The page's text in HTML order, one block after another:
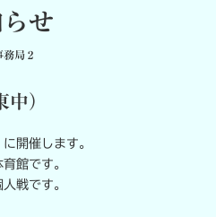
せ
務局２
）
開催します。
館です。
戦です。